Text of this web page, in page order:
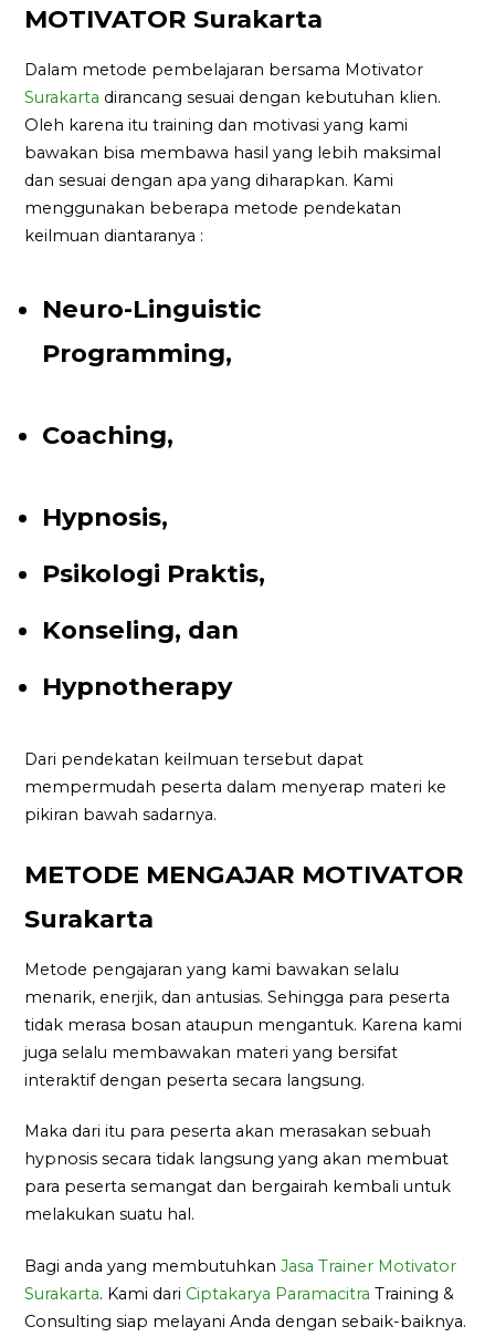
MOTIVATOR Surakarta
Dalam metode pembelajaran bersama Motivator
Surakarta dirancang sesuai dengan kebutuhan klien.
Oleh karena itu training dan motivasi yang kami
bawakan bisa membawa hasil yang lebih maksimal
dan sesuai dengan apa yang diharapkan. Kami
menggunakan beberapa metode pendekatan
keilmuan diantaranya :
Neuro-Linguistic
Programming,
Coaching,
Hypnosis,
Psikologi Praktis,
Konseling, dan
Hypnotherapy
Dari pendekatan keilmuan tersebut dapat
mempermudah peserta dalam menyerap materi ke
pikiran bawah sadarnya.
METODE MENGAJAR MOTIVATOR
Surakarta
Metode pengajaran yang kami bawakan selalu
menarik, enerjik, dan antusias. Sehingga para peserta
tidak merasa bosan ataupun mengantuk. Karena kami
juga selalu membawakan materi yang bersifat
interaktif dengan peserta secara langsung.
Maka dari itu para peserta akan merasakan sebuah
hypnosis secara tidak langsung yang akan membuat
para peserta semangat dan bergairah kembali untuk
melakukan suatu hal.
Bagi anda yang membutuhkanJasa Trainer Motivator
Surakarta. Kami dari Ciptakarya Paramacitra Training &
Consulting siap melayani Anda dengan sebaik-baiknya.